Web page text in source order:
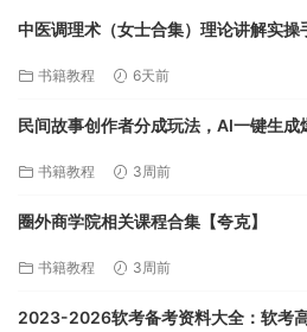
中医调理术（女士合集）理论讲解实
书籍教程 6天前
民间故事创作者分成玩法，AI一键生
书籍教程 3周前
圈外商学院相关课程合集【夸克】
书籍教程 3周前
2023-2026软考备考资料大全：软考